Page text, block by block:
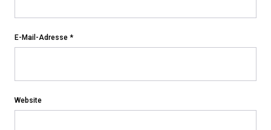
E-Mail-Adresse *
Website